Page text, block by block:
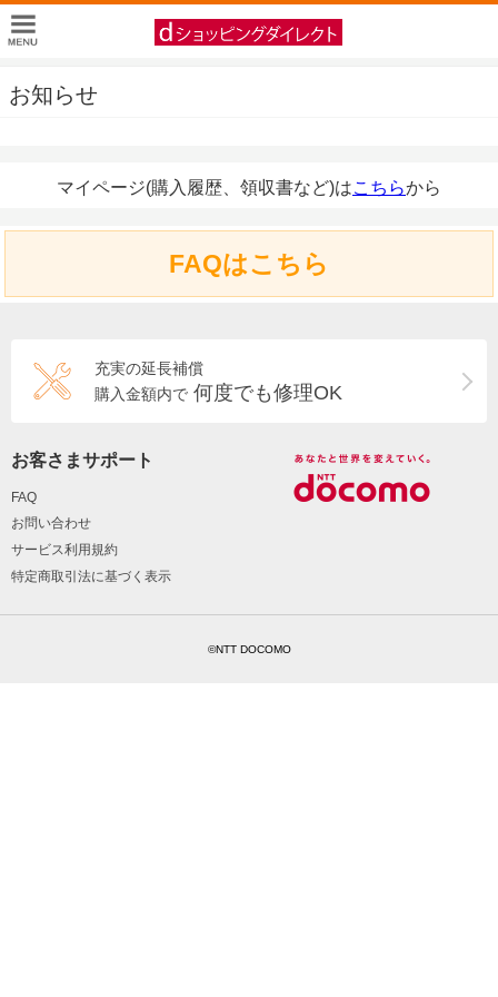
お知らせ
マイページ(購入履歴、領収書など)はこちらから
FAQはこちら
充実の延長補償
購入金額内で 何度でも修理OK
お客さまサポート
FAQ
お問い合わせ
サービス利用規約
特定商取引法に基づく表示
©NTT DOCOMO